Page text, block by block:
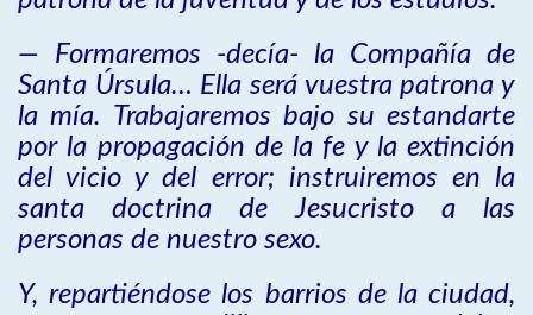
— Formaremos -decía- la Compañía de
Santa Úrsula… Ella será vuestra patrona y
la mía. Trabajaremos bajo su estandarte
por la propagación de la fe y la extinción
del vicio y del error; instruiremos en la
santa doctrina de Jesucristo a las
personas de nuestro sexo.
Y, repartiéndose los barrios de la ciudad,